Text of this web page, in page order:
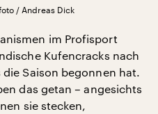
/ Andreas Dick
im Profisport
Kufencracks nach
Saison begonnen hat.
das getan – angesichts
sie stecken,